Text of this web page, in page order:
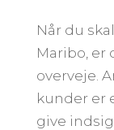
Når du
Maribo, er
overveje.
kunder er
give